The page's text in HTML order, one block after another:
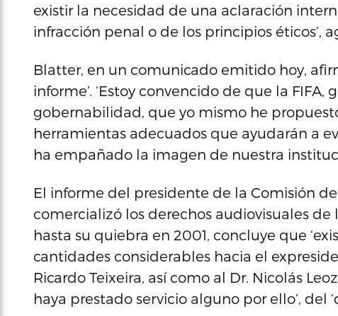
existir la necesidad de una aclaración
infracción penal o de los principios éticos’,
Blatter, en un comunicado emitido hoy,
informe’. ‘Estoy convencido de que la
gobernabilidad, que yo mismo he
herramientas adecuados que ayudarán a
ha empañado la imagen de nuestra
El informe del presidente de la Comisión
comercializó los derechos audiovisuales
hasta su quiebra en 2001, concluye que
cantidades considerables hacia el
Ricardo Teixeira, así como al Dr. Nicolás
haya prestado servicio alguno por ello’, del